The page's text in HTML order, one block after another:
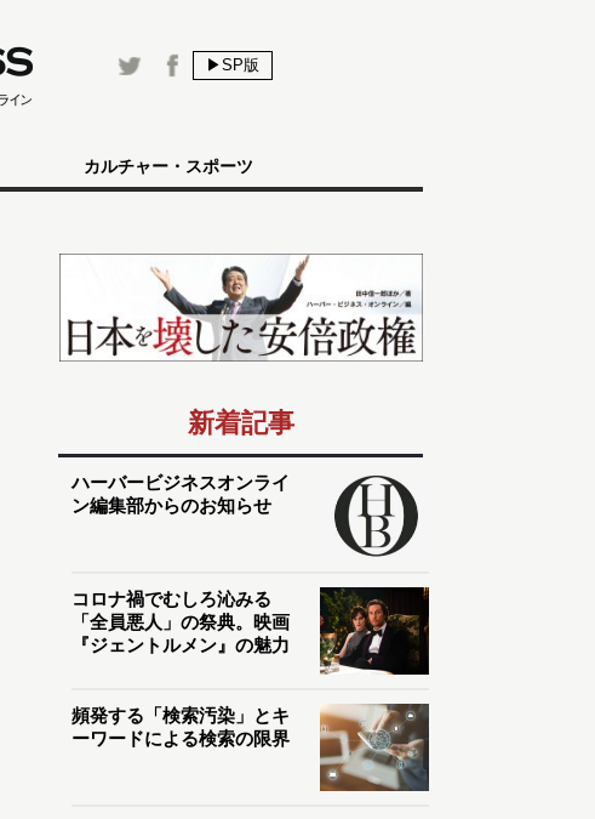
▶SP版
カルチャー・スポーツ
新着記事
ハーバービジネスオンライ
ン編集部からのお知らせ
コロナ禍でむしろ沁みる
「全員悪人」の祭典。映画
『ジェントルメン』の魅力
頻発する「検索汚染」とキ
ーワードによる検索の限界